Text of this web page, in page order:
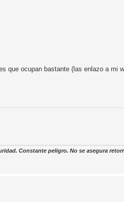
que ocupan bastante (las enlazo a mi
Constante peligro. No se asegura